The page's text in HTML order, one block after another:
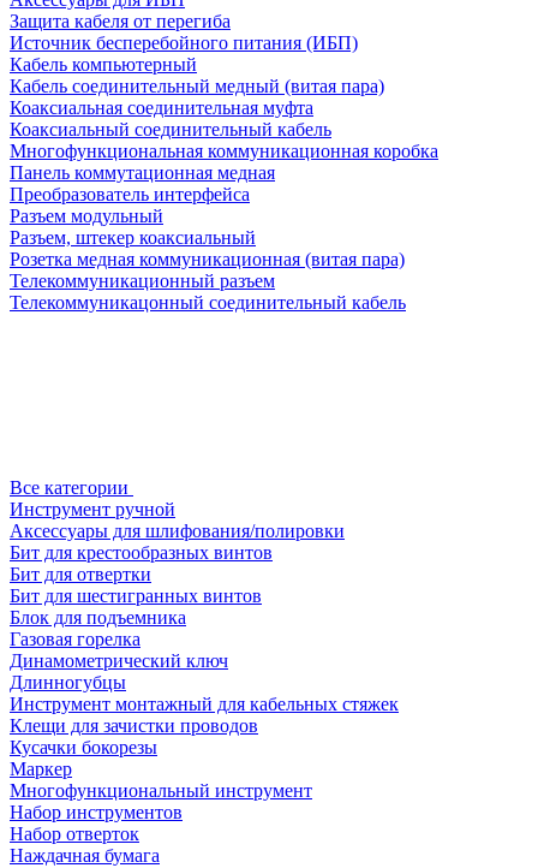
Защита кабеля от перегиба
Источник бесперебойного питания (ИБП)
Кабель компьютерный
Кабель соединительный медный (витая пара)
Коаксиальная соединительная муфта
Коаксиальный соединительный кабель
Многофункциональная коммуникационная коробка
Панель коммутационная медная
Преобразователь интерфейса
Разъем модульный
Разъем, штекер коаксиальный
Розетка медная коммуникационная (витая пара)
Телекоммуникационный разъем
Телекоммуникацонный соединительный кабель
Все категории
Инструмент ручной
Аксессуары для шлифования/полировки
Бит для крестообразных винтов
Бит для отвертки
Бит для шестигранных винтов
Блок для подъемника
Газовая горелка
Динамометрический ключ
Длинногубцы
Инструмент монтажный для кабельных стяжек
Клещи для зачистки проводов
Кусачки бокорезы
Маркер
Многофункциональный инструмент
Набор инструментов
Набор отверток
Наждачная бумага